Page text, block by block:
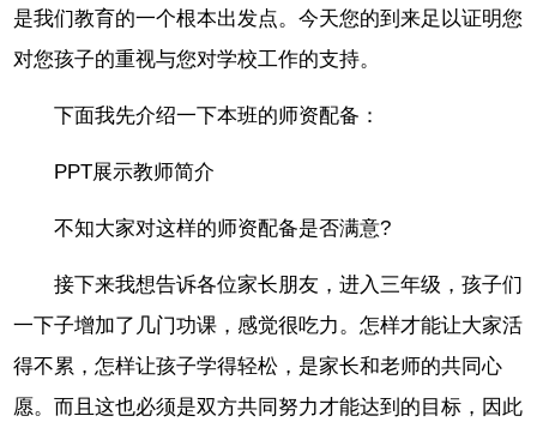
是我们教育的一个根本出发点。今天您的到来足以证明您
对您孩子的重视与您对学校工作的支持。
下面我先介绍一下本班的师资配备：
PPT展示教师简介
不知大家对这样的师资配备是否满意?
接下来我想告诉各位家长朋友，进入三年级，孩子们
一下子增加了几门功课，感觉很吃力。怎样才能让大家活
得不累，怎样让孩子学得轻松，是家长和老师的共同心
愿。而且这也必须是双方共同努力才能达到的目标，因此